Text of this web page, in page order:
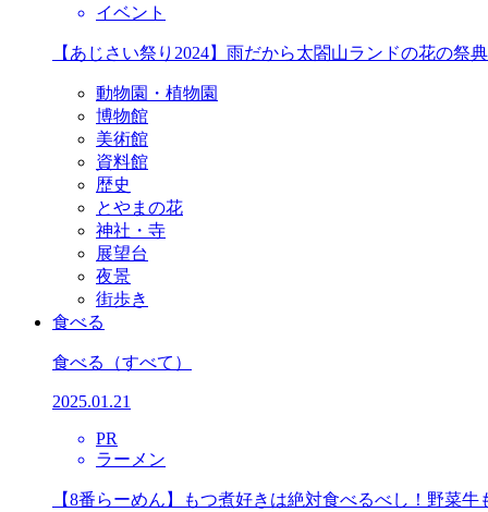
イベント
【あじさい祭り2024】雨だから太閤山ランドの花の祭
動物園・植物園
博物館
美術館
資料館
歴史
とやまの花
神社・寺
展望台
夜景
街歩き
食べる
食べる （すべて）
2025.01.21
PR
ラーメン
【8番らーめん】もつ煮好きは絶対食べるべし！野菜